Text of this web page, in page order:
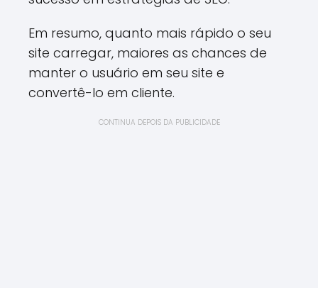
Em resumo, quanto mais rápido o seu
site carregar, maiores as chances de
manter o usuário em seu site e
convertê-lo em cliente.
CONTINUA DEPOIS DA PUBLICIDADE